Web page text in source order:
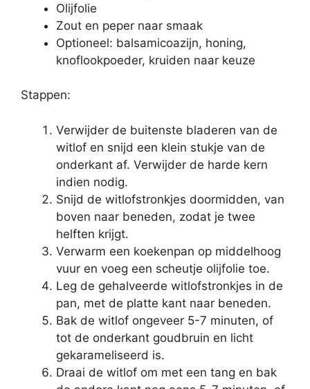
Olijfolie
Zout en peper naar smaak
Optioneel: balsamicoazijn, honing,
knoflookpoeder, kruiden naar keuze
Stappen:
Verwijder de buitenste bladeren van de
witlof en snijd een klein stukje van de
onderkant af. Verwijder de harde kern
indien nodig.
Snijd de witlofstronkjes doormidden, van
boven naar beneden, zodat je twee
helften krijgt.
Verwarm een koekenpan op middelhoog
vuur en voeg een scheutje olijfolie toe.
Leg de gehalveerde witlofstronkjes in de
pan, met de platte kant naar beneden.
Bak de witlof ongeveer 5-7 minuten, of
tot de onderkant goudbruin en licht
gekarameliseerd is.
Draai de witlof om met een tang en bak